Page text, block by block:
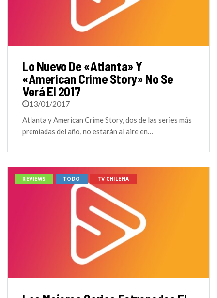
Lo Nuevo De «Atlanta» Y
«American Crime Story» No Se
Verá El 2017
13/01/2017
Atlanta y American Crime Story, dos de las series más
premiadas del año, no estarán al aire en…
REVIEWS TODO TV CHILENA